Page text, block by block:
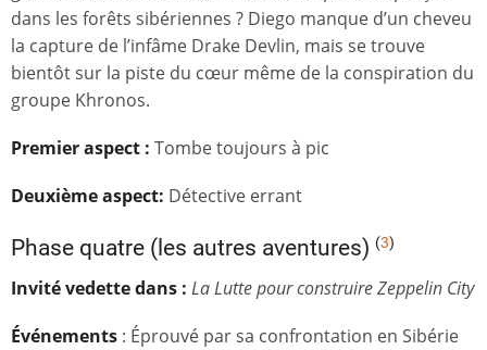
dans les forêts sibériennes ? Diego manque d’un cheveu
la capture de l’infâme Drake Devlin, mais se trouve
bientôt sur la piste du cœur même de la conspiration du
groupe Khronos.
Premier aspect : Tombe toujours à pic
Deuxième aspect: Détective errant
Phase quatre (les autres aventures) (3)
Invité vedette dans : La Lutte pour construire Zeppelin City
Événements : Éprouvé par sa confrontation en Sibérie